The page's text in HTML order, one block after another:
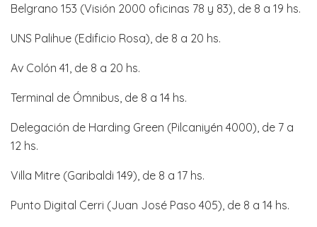
Belgrano 153 (Visión 2000 oficinas 78 y 83), de 8 a 19 hs.
UNS Palihue (Edificio Rosa), de 8 a 20 hs.
Av Colón 41, de 8 a 20 hs.
Terminal de Ómnibus, de 8 a 14 hs.
Delegación de Harding Green (Pilcaniyén 4000), de 7 a
12 hs.
Villa Mitre (Garibaldi 149), de 8 a 17 hs.
Punto Digital Cerri (Juan José Paso 405), de 8 a 14 hs.